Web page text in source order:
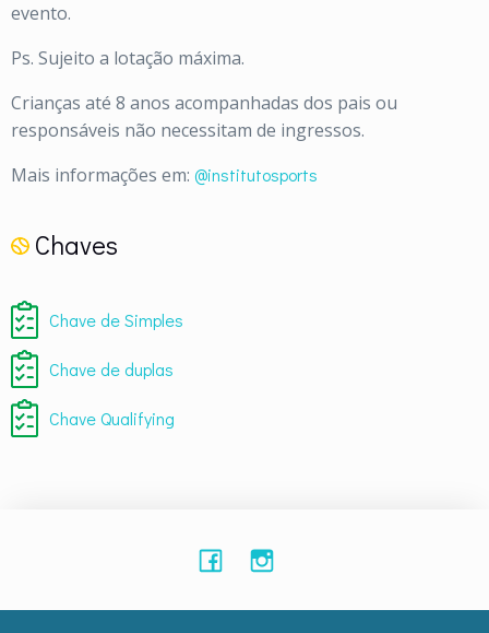
evento.
Ps. Sujeito a lotação máxima.
Crianças até 8 anos acompanhadas dos pais ou
responsáveis não necessitam de ingressos.
Mais informações em: @institutosports
Chaves
Chave de Simples
Chave de duplas
Chave Qualifying